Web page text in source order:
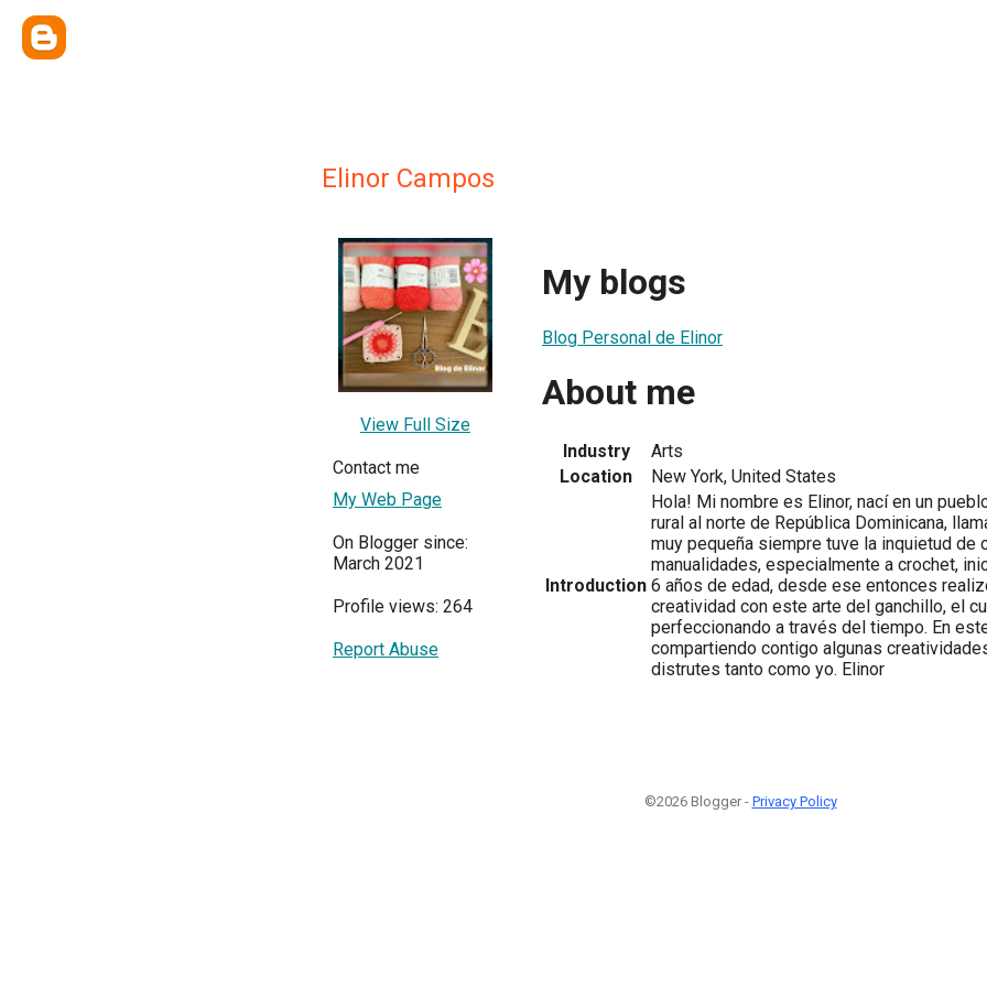
Elinor Campos
View Full Size
Contact me
My Web Page
On Blogger since:
March 2021
Profile views: 264
Report Abuse
My blogs
Blog Personal de Elinor
About me
Industry
Arts
Location
New York, United States
Introduction
Hola! Mi nombre es Elinor, nací en un
rural al norte de República Dominicana,
muy pequeña siempre tuve la inquietud de
manualidades, especialmente a crochet,
6 años de edad, desde ese entonces
creatividad con este arte del ganchillo, el
perfeccionando a través del tiempo. En
compartiendo contigo algunas
distrutes tanto como yo. Elinor
©2026 Blogger - Privacy Policy